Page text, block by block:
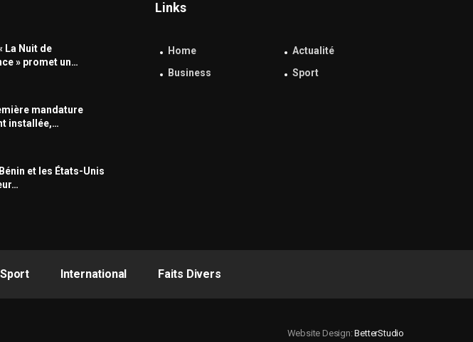
La Nuit de
» promet un…
mandature
installée,…
et les États-Unis
Links
Home
Actualité
Business
Sport
Sport International Faits Divers
Website Design:BetterStudio